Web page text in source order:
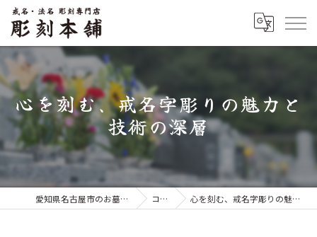
心を刻む、戒名字彫りの魅力と
技術の深層
愛知県名古屋市のお墓なら彫刻本舗 コラム 心を刻む、戒名字彫りの魅力と技術の深層